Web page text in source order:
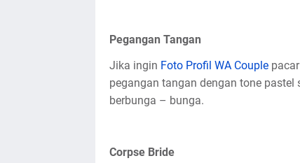
Pegangan Tangan
Jika ingin Foto Profil WA Couplepacar
pegangan tangan dengan tone
berbunga – bunga.
Corpse Bride